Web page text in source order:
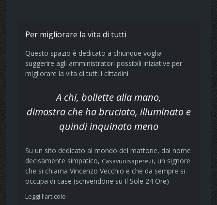
Per migliorare la vita di tutti
Questo spazio è dedicato a chiunque voglia
suggerire agli amministratori possibili iniziative per
migliorare la vita di tutti i cittadini
A chi, bollette alla mano,
dimostra che ha bruciato, illuminato e
quindi inquinato meno
Su un sito dedicato al mondo del mattone, dal nome
decisamente simpatico, Casavuoisapere.it, un signore
che si chiama Vincenzo Vecchio e che da sempre si
occupa di case (scrivendone su Il Sole 24 Ore)
Leggi l'articolo